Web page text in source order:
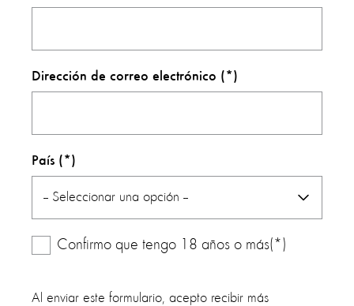
Dirección de correo electrónico
País
Confirmo que tengo 18 años o más(*)
Al enviar este formulario, acepto recibir más